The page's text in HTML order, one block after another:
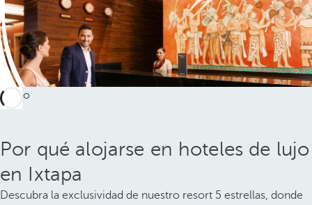
Por qué alojarse en hoteles de lujo
en Ixtapa
Descubra la exclusividad de nuestro resort 5 estrellas, donde